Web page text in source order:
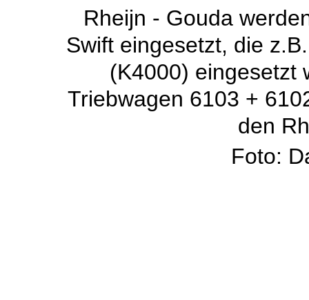
Rheijn - Gouda
Swift eingesetzt, die
(K4000) eingesetzt
Triebwagen 6103 +
den
Foto: